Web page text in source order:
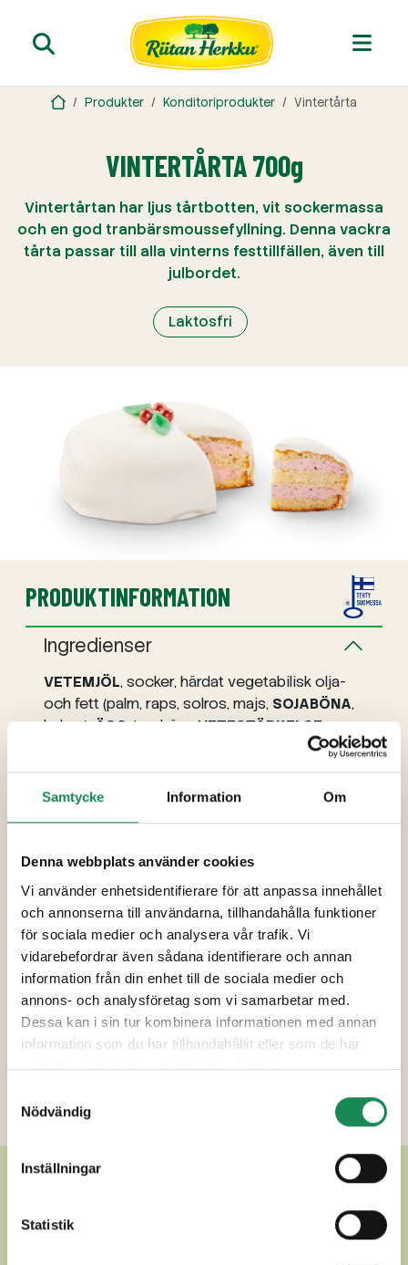
Samtycke Information Om
Denna webbplats använder cookies
Vi använder enhetsidentifierare för att anpassa innehållet
och annonserna till användarna, tillhandahålla funktioner
för sociala medier och analysera vår trafik. Vi
vidarebefordrar även sådana identifierare och annan
information från din enhet till de sociala medier och
annons- och analysföretag som vi samarbetar med.
Dessa kan i sin tur kombinera informationen med annan
information som du har tillhandahållit eller som de har
samlat in när du har använt deras tjänster.
Nödvändig
Inställningar
Statistik
Produkter Konditoriprodukter Vintertårta
VINTERTÅRTA 700g
Vintertårtan har ljus tårtbotten, vit sockermassa
och en god tranbärsmoussefyllning. Denna vackra
tårta passar till alla vinterns festtillfällen, även till
julbordet.
Laktosfri
PRODUKTINFORMATION
Ingredienser
VETEMJÖL, socker, härdat vegetabilisk olja-
och fett (palm, raps, solros, majs, SOJABÖNA,
kokos),ÄGG, tranbärs,VETESTÄRKELSE,
glukossirap, maltodextrin, jäsningsämnen
(E450a, E500), emulgeringsmedel (E472e,
E322 (SOJALECITIN), E475, E471, E433, E341,
E422),MJÖLKPROTEIN, invertsockersirap,
konserveringsmedel (E202, E200), salt, arom,
a-vitamin, färgämne (E160a). Kan innehålla spår
av mandel.
Förpackningsstorlekar
Specialdieter
Näringsinnehåll
Ytterligare uppgifter